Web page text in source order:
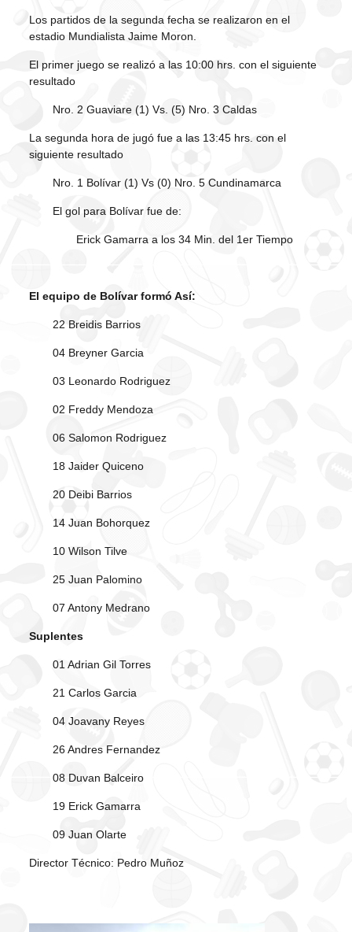
Los partidos de la segunda fecha se realizaron en el
estadio Mundialista Jaime Moron.
El primer juego se realizó a las 10:00 hrs. con el siguiente
resultado
Nro. 2 Guaviare (1) Vs. (5) Nro. 3 Caldas
La segunda hora de jugó fue a las 13:45 hrs. con el
siguiente resultado
Nro. 1 Bolívar (1) Vs (0) Nro. 5 Cundinamarca
El gol para Bolívar fue de:
Erick Gamarra a los 34 Min. del 1er Tiempo
El equipo de Bolívar formó Así:
22 Breidis Barrios
04 Breyner Garcia
03 Leonardo Rodriguez
02 Freddy Mendoza
06 Salomon Rodriguez
18 Jaider Quiceno
20 Deibi Barrios
14 Juan Bohorquez
10 Wilson Tilve
25 Juan Palomino
07 Antony Medrano
Suplentes
01 Adrian Gil Torres
21 Carlos Garcia
04 Joavany Reyes
26 Andres Fernandez
08 Duvan Balceiro
19 Erick Gamarra
09 Juan Olarte
Director Técnico: Pedro Muñoz